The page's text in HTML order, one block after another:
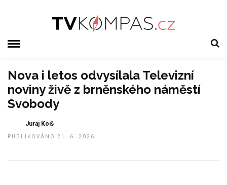
Nova i letos odvysílala Televizní
noviny živě z brněnského náměstí
Svobody
Juraj Koiš
PUBLIKOVÁNO 21. 6. 2026